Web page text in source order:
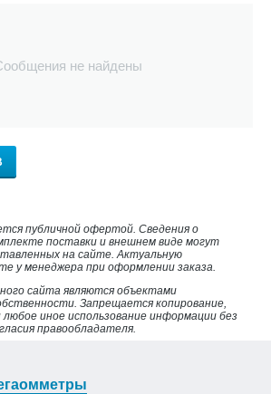
не найдены
публичной офертой. Сведения о
поставки и внешнем виде могут
на сайте. Актуальную
у менеджера при оформлении заказа.
сайта являются объектами
Запрещается копирование,
иное использование информации без
правообладателя.